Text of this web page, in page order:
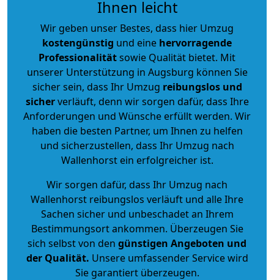
Ihnen leicht
Wir geben unser Bestes, dass hier Umzug
kostengünstig und eine hervorragende
Professionalitätsowie Qualität bietet. Mit
unserer Unterstützung in Augsburg können Sie
sicher sein, dass Ihr Umzug reibungslos und
sicherverläuft, denn wir sorgen dafür, dass Ihre
Anforderungen und Wünsche erfüllt werden. Wir
haben die besten Partner, um Ihnen zu helfen
und sicherzustellen, dass Ihr Umzug nach
Wallenhorst ein erfolgreicher ist.
Wir sorgen dafür, dass Ihr Umzug nach
Wallenhorst reibungslos verläuft und alle Ihre
Sachen sicher und unbeschadet an Ihrem
Bestimmungsort ankommen. Überzeugen Sie
sich selbst von den günstigen Angeboten und
der Qualität. Unsere umfassender Service wird
Sie garantiert überzeugen.